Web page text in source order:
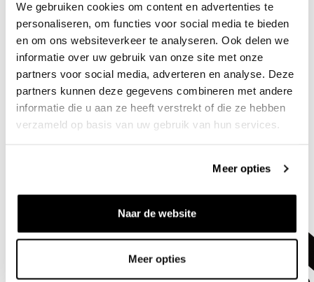
We gebruiken cookies om content en advertenties te
personaliseren, om functies voor social media te bieden
en om ons websiteverkeer te analyseren. Ook delen we
informatie over uw gebruik van onze site met onze
partners voor social media, adverteren en analyse. Deze
partners kunnen deze gegevens combineren met andere
informatie die u aan ze heeft verstrekt of die ze hebben
verzameld op basis van uw gebruik van hun services.
Meer opties
Naar de website
Meer opties
info@bruut.nl Chat Whatsapp
À propos de ce produit
Livraison et retours
Produits similaires